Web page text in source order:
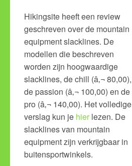
Hikingsite heeft een review
geschreven over de mountain
equipment slacklines. De
modellen die beschreven
worden zijn hoogwaardige
slacklines, de chill (â‚¬ 80,00),
de passion (â‚¬ 100,00) en de
pro (â‚¬ 140,00). Het volledige
verslag kun je hier lezen. De
slacklines van mountain
equipment zijn verkrijgbaar in
buitensportwinkels.